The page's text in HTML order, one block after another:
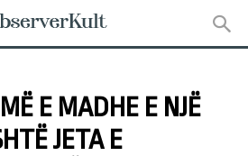
E MADHE E NJË
JETA E